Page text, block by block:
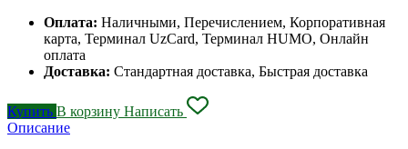
Оплата: Наличными, Перечислением, Корпоративная
карта, Терминал UzCard, Терминал HUMO, Онлайн
оплата
Доставка: Стандартная доставка, Быстрая доставка
Купить В корзину Написать
Описание